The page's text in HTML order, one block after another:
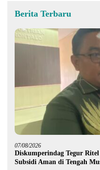
Berita Terbaru
07/08/2026
Diskumperindag Tegur
Subsidi Aman di Tengah